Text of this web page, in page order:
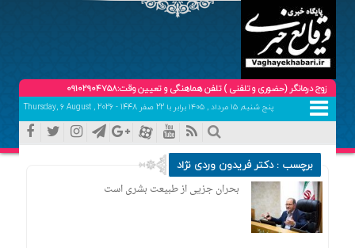
(حضوری و تلفنی ) تلفن هماهنگی و تعیین وقت:09102904758
پنج شنبه, ۱۵ مرداد , ۱۴۰۵ برابر با 22 صفر 1448 - Thursday, 6 August , 2026
برچسب : دکتر فریدون وردی نژاد
بحران جزیی از طبیعت بشری است